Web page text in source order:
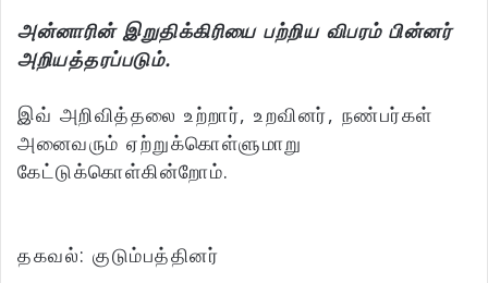
அன்னாரின் இறுதிக்கிரியை பற்றிய விபரம் பின்னர்
அறியத்தரப்படும்.
இவ் அறிவித்தலை உற்றார், உறவினர், நண்பர்கள்
அனைவரும் ஏற்றுக்கொள்ளுமாறு
கேட்டுக்கொள்கின்றோம்.
தகவல்: குடும்பத்தினர்